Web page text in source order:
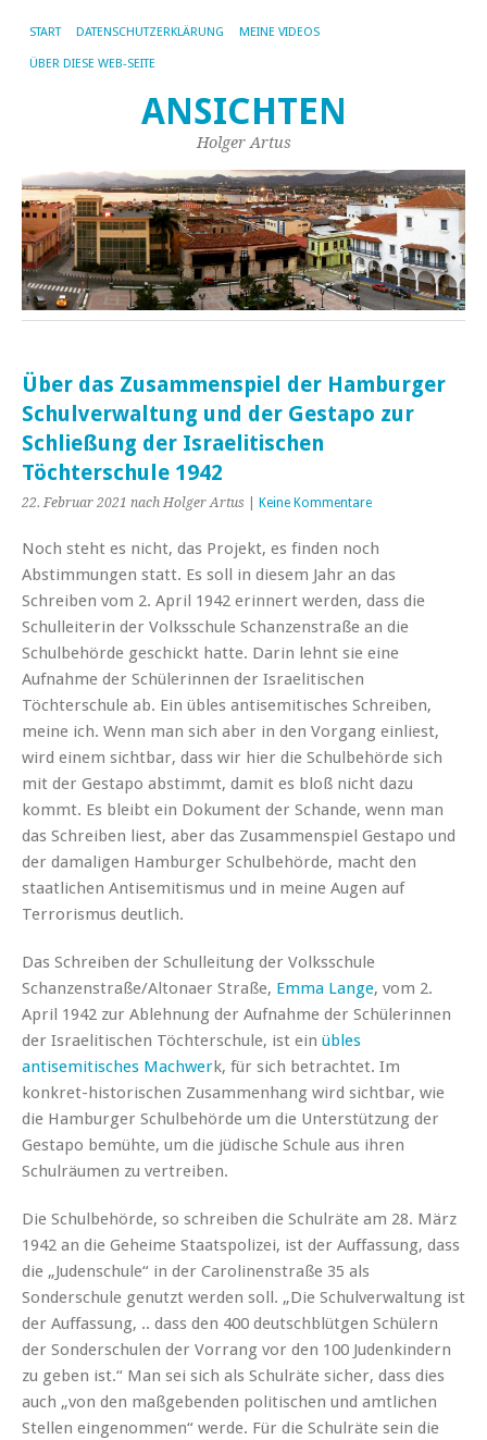
START DATENSCHUTZERKLÄRUNG MEINE VIDEOS
ÜBER DIESE WEB-SEITE
ANSICHTEN
Holger Artus
Über das Zusammenspiel der Hamburger
Schulverwaltung und der Gestapo zur
Schließung der Israelitischen
Töchterschule 1942
22. Februar 2021 nach Holger Artus Keine Kommentare
Noch steht es nicht, das Projekt, es finden noch
Abstimmungen statt. Es soll in diesem Jahr an das
Schreiben vom 2. April 1942 erinnert werden, dass die
Schulleiterin der Volksschule Schanzenstraße an die
Schulbehörde geschickt hatte. Darin lehnt sie eine
Aufnahme der Schülerinnen der Israelitischen
Töchterschule ab. Ein übles antisemitisches Schreiben,
meine ich. Wenn man sich aber in den Vorgang einliest,
wird einem sichtbar, dass wir hier die Schulbehörde sich
mit der Gestapo abstimmt, damit es bloß nicht dazu
kommt. Es bleibt ein Dokument der Schande, wenn man
das Schreiben liest, aber das Zusammenspiel Gestapo und
der damaligen Hamburger Schulbehörde, macht den
staatlichen Antisemitismus und in meine Augen auf
Terrorismus deutlich.
Das Schreiben der Schulleitung der Volksschule
Schanzenstraße/Altonaer Straße, Emma Lange, vom 2.
April 1942 zur Ablehnung der Aufnahme der Schülerinnen
der Israelitischen Töchterschule, ist ein übles
antisemitisches Machwerk, für sich betrachtet. Im
konkret-historischen Zusammenhang wird sichtbar, wie
die Hamburger Schulbehörde um die Unterstützung der
Gestapo bemühte, um die jüdische Schule aus ihren
Schulräumen zu vertreiben.
Die Schulbehörde, so schreiben die Schulräte am 28. März
1942 an die Geheime Staatspolizei, ist der Auffassung, dass
die „Judenschule“ in der Carolinenstraße 35 als
Sonderschule genutzt werden soll. „Die Schulverwaltung ist
der Auffassung, .. dass den 400 deutschblütgen Schülern
der Sonderschulen der Vorrang vor den 100 Judenkindern
zu geben ist.“ Man sei sich als Schulräte sicher, dass dies
auch „von den maßgebenden politischen und amtlichen
Stellen eingenommen“ werde. Für die Schulräte sein die